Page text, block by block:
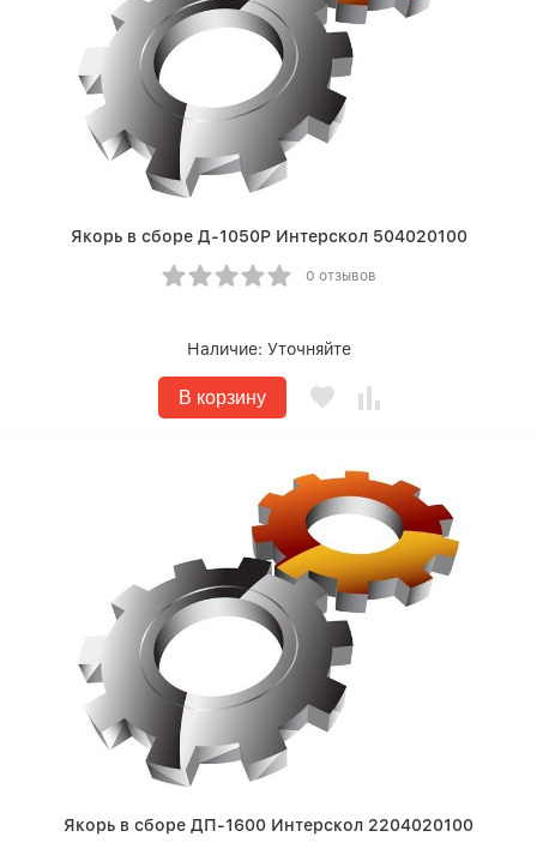
Якорь в сборе Д-1050Р Интерскол 504020100
0 отзывов
Наличие: Уточняйте
В корзину
Якорь в сборе ДП-1600 Интерскол 2204020100